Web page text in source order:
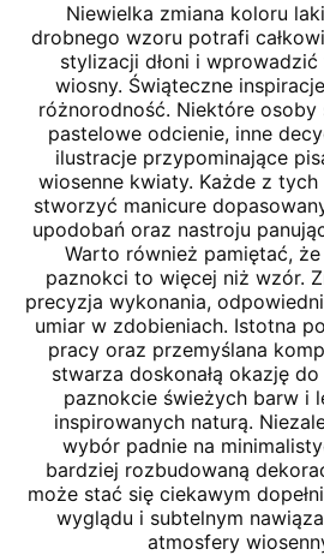
Niewielka zmiana koloru
drobnego wzoru potrafi
stylizacji dłoni i
wiosny. Świąteczne
różnorodność. Niektóre osoby
pastelowe odcienie, inne
ilustracje przypominające
wiosenne kwiaty. Każde z
stworzyć manicure
upodobań oraz nastroju
Warto również pamiętać,
paznokci to więcej niż wzór.
precyzja wykonania,
umiar w zdobieniach. Istotna
pracy oraz przemyślana
stwarza doskonałą okazję
paznokcie świeżych barw i
inspirowanych naturą.
wybór padnie na
bardziej rozbudowaną
może stać się ciekawym
wyglądu i subtelnym
atmosfery